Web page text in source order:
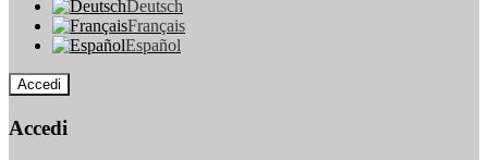
Deutsch
Français
Español
Accedi
Accedi